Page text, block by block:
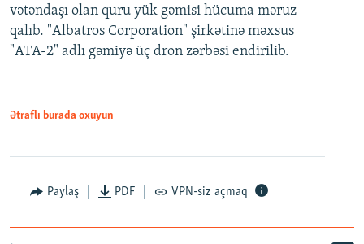
vətəndaşı olan quru yük gəmisi hücuma məruz
qalıb. "Albatros Corporation" şirkətinə məxsus
"ATA-2" adlı gəmiyə üç dron zərbəsi endirilib.
Ətraflı burada oxuyun
Paylaş PDF VPN-siz açmaq